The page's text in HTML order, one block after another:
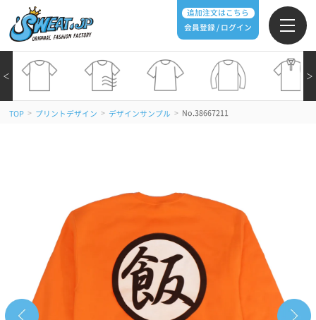
追加注文はこちら
会員登録 / ログイン
＞
＜
TOP > プリントデザイン > デザインサンプル > No.38667211